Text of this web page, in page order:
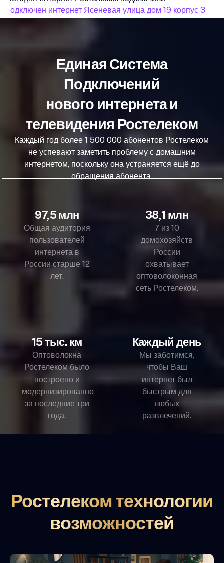
подключен интернет Ясеневая улица дом 19 корпус 3
Единая Система
Подключений
нового интернета и
телевидения Ростелеком
Каждый год более 1 500 000 абонентов Ростелеком
не успевают заметить проблему с домашним
интернетом, поскольку она устраняется ещё до
обращения абонента.
97,5 млн
Общая аудитория
пользователей
интернета в
России старше 12
лет.
38,1 млн
7 из 10
домохозяйств
России
охватывает
оптоволоконная
сеть Ростелеком.
15 тыс. км
Оптоволокна
Ростелеком было
построено и
модернизированно
за последние три
года.
Каждый день
Мы заботимся,
чтобы Ваш
интернет был
быстрым для
любых
развлечений.
Ростелеком технологии
возможностей